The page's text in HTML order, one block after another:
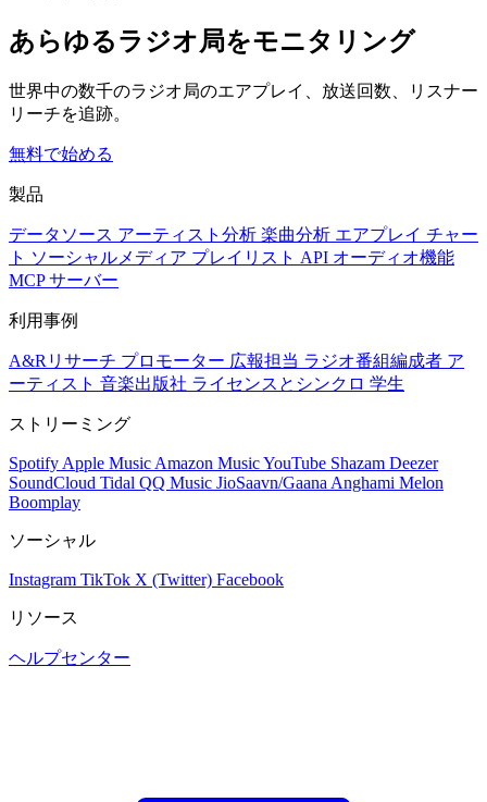
あらゆるラジオ局をモニタリング
世界中の数千のラジオ局のエアプレイ、放送回数、リスナー
リーチを追跡。
無料で始める
製品
データソース アーティスト分析 楽曲分析 エアプレイ チャー
ト ソーシャルメディア プレイリスト API オーディオ機能
MCP サーバー
利用事例
A&Rリサーチ プロモーター 広報担当 ラジオ番組編成者 ア
ーティスト 音楽出版社 ライセンスとシンクロ 学生
ストリーミング
Spotify Apple Music Amazon MusicYouTube Shazam Deezer
SoundCloud Tidal QQ Music JioSaavn/Gaana Anghami Melon
Boomplay
ソーシャル
Instagram TikTok X (Twitter) Facebook
リソース
ヘルプセンター